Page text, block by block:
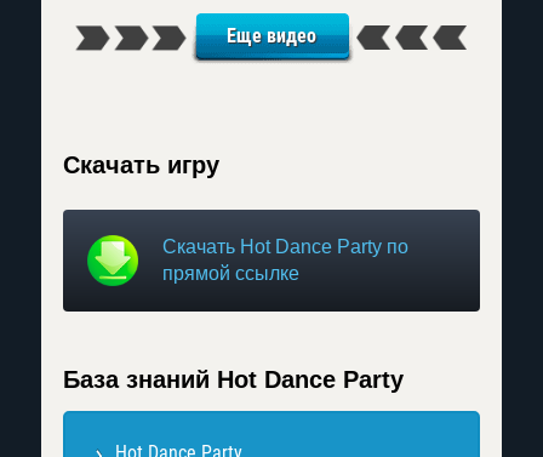
Еще видео
Скачать игру
Скачать Hot Dance Party по
прямой ссылке
База знаний Hot Dance Party